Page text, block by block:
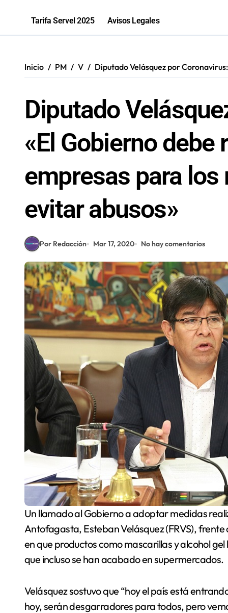
La «voltereta» del diputado
2,1 toneladas de marihuana fueron
Tarifa Servel 2025 Avisos Legales
Inicio PM V Diputado Velásquez por
Diputado
«El Gobierno debe
empresas para
evitar abusos»
Por Redacción Mar 17, 2020 No hay comentarios
Un llamado al Gobierno a adoptar medidas realizó el diputado por la región de
Antofagasta, Esteban Velásquez (FRVS),
en que productos como mascarillas y alcohol
que incluso se han acabado en supermercados.
Velásquez sostuvo que “hoy el país está
hoy, serán desgarradores para todos, pero